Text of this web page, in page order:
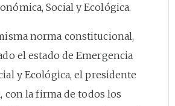
Social y Ecológica.
norma constitucional,
el estado de Emergencia
y Ecológica, el presidente
con la firma de todos los